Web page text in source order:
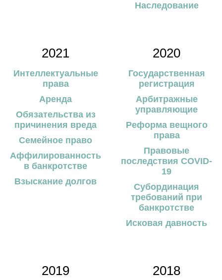
Наследование
2021
Интеллектуальные
права
Аренда
Обязательства из
причинения вреда
Семейное право
Аффилированность
в банкротстве
Взыскание долгов
2020
Государственная
регистрация
Арбитражные
управляющие
Реформа вещного
права
Правовые
последствия COVID-
19
Субординация
требований при
банкротстве
Исковая давность
2019 2018